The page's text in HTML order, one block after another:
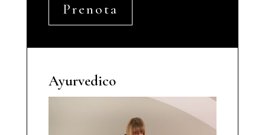
Prenota
Ayurvedico